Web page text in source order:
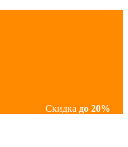
Скидка до 20%